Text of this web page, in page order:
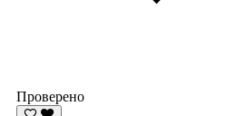
Проверено